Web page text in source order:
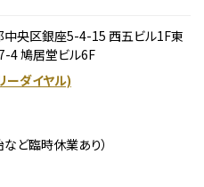
中央区銀座5-4-15 西五ビル1F東
4 鳩居堂ビル6F
ーダイヤル)
ど臨時休業あり）